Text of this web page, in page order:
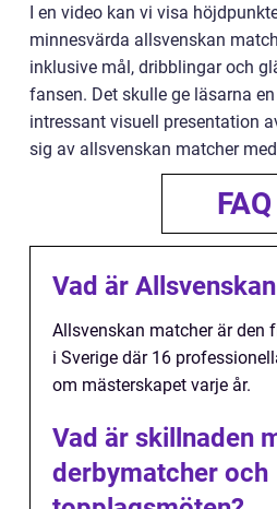
I en video kan vi visa
minnesvärda allsvenskan
inklusive mål, dribblingar och
fansen. Det skulle ge läsarna
intressant visuell presentation
sig av allsvenskan matcher
FAQ
Vad är
Allsvenskan matcher är den
i Sverige där 16
om mästerskapet varje år.
Vad är skillnaden
derbymatcher och